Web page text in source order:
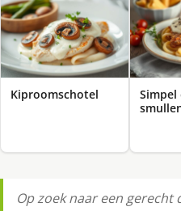
Kiproomschotel
Op zoek naar een gerecht